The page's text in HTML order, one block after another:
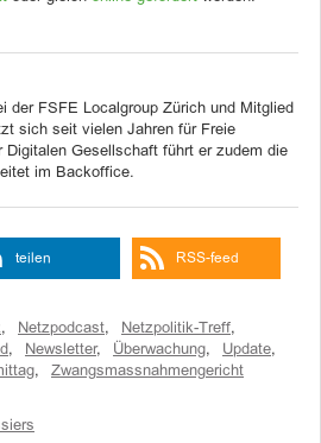
der FSFE Localgroup Zürich und Mitglied
sich seit vielen Jahren für Freie
Digitalen Gesellschaft führt er zudem die
im Backoffice.
teilen RSS-feed
, Netzpodcast, Netzpolitik-Treff,
, Newsletter, Überwachung, Update,
, Zwangsmassnahmengericht